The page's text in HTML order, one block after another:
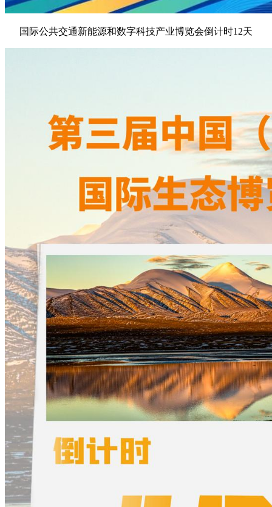
国际公共交通新能源和数字科技产业博览会倒计时12天